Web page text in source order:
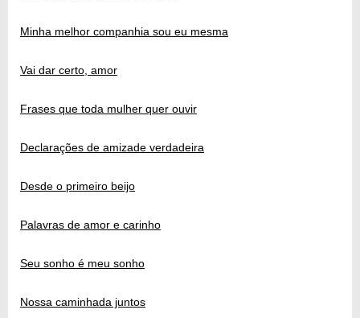
Minha melhor companhia sou eu mesma
Vai dar certo, amor
Frases que toda mulher quer ouvir
Declarações de amizade verdadeira
Desde o primeiro beijo
Palavras de amor e carinho
Seu sonho é meu sonho
Nossa caminhada juntos